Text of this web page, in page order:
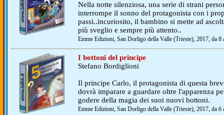
Nella notte silenziosa, una serie di strani
interrompe il sonno del protagonista con i
passi..incuriosito, il bambino si mette ad
più sveglio e sempre più attento..
Emme Edizioni, San Dorligo della Valle (Trieste), 2017, da 8
I bottoni del principe
Stefano Bordiglioni
Il principe Carlo, il protagonista di questa
dovrà imparare a guardare oltre l'apparenza
godere della magia dei suoi nuovi bottoni.
Emme Edizioni, San Dorligo della Valle (Trieste), 2017, da 6